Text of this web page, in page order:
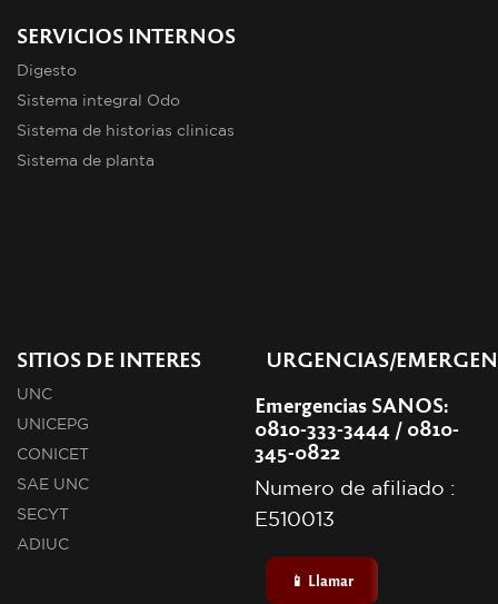
SERVICIOS INTERNOS
Digesto
Sistema integral Odo
Sistema de historias clinicas
Sistema de planta
SITIOS DE INTERES
UNC
UNICEPG
CONICET
SAE UNC
SECYT
ADIUC
URGENCIAS/
Emergencias SANOS:
0810-333-3444 / 0810-
345-0822
Numero de afiliado :
E510013
📱 Llamar